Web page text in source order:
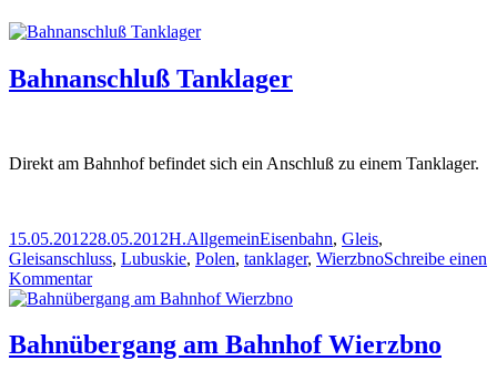
Bahnanschluß Tanklager
Direkt am Bahnhof befindet sich ein Anschluß zu einem Tanklager.
Veröffentlicht
am
15.05.201228.05.2012Autor
H.Kategorien
AllgemeinSchlagwörter
Eisenbahn, Gleis,
Gleisanschluss, Lubuskie, Polen, tanklager, WierzbnoSchreibe einen
Kommentarzu
Bahnanschluß
Bahnübergang am Bahnhof Wierzbno